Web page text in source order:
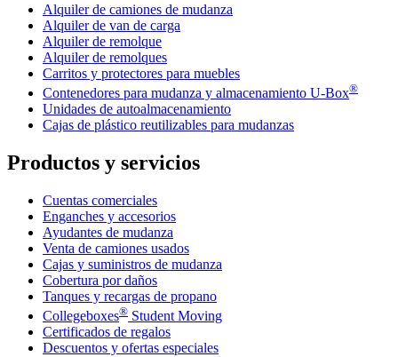
Alquiler de camiones de mudanza
Alquiler de van de carga
Alquiler de remolque
Alquiler de remolques
Carritos y protectores para muebles
Contenedores para mudanza y almacenamiento U-Box®
Unidades de autoalmacenamiento
Cajas de plástico reutilizables para mudanzas
Productos y servicios
Cuentas comerciales
Enganches y accesorios
Ayudantes de mudanza
Venta de camiones usados
Cajas y suministros de mudanza
Cobertura por daños
Tanques y recargas de propano
Collegeboxes® Student Moving
Certificados de regalos
Descuentos y ofertas especiales